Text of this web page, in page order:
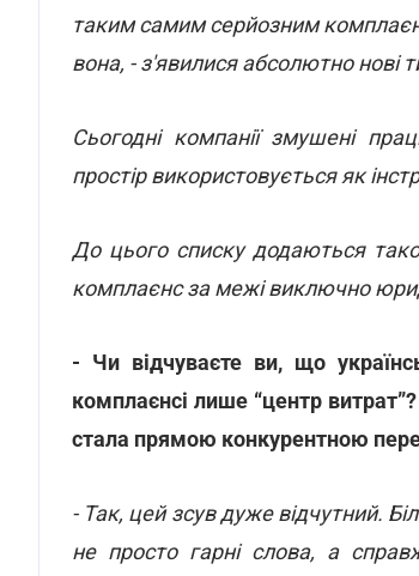
таким самим серйозним
вона, - з'явилися абсолютно нові
Сьогодні компанії змушені
простір використовується як
До цього списку додаються
комплаєнс за межі виключно
- Чи відчуваєте ви, що
комплаєнсі лише “центр
стала прямою конкурентною
- Так, цей зсув дуже відчутний.
не просто гарні слова, а